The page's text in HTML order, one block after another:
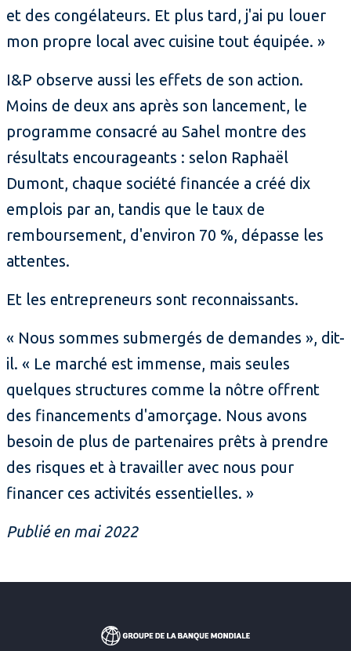
et des congélateurs. Et plus tard, j'ai pu louer
mon propre local avec cuisine tout équipée. »
I&P observe aussi les effets de son action.
Moins de deux ans après son lancement, le
programme consacré au Sahel montre des
résultats encourageants : selon Raphaël
Dumont, chaque société financée a créé dix
emplois par an, tandis que le taux de
remboursement, d'environ 70 %, dépasse les
attentes.
Et les entrepreneurs sont reconnaissants.
« Nous sommes submergés de demandes », dit-
il. « Le marché est immense, mais seules
quelques structures comme la nôtre offrent
des financements d'amorçage. Nous avons
besoin de plus de partenaires prêts à prendre
des risques et à travailler avec nous pour
financer ces activités essentielles. »
Publié en mai 2022